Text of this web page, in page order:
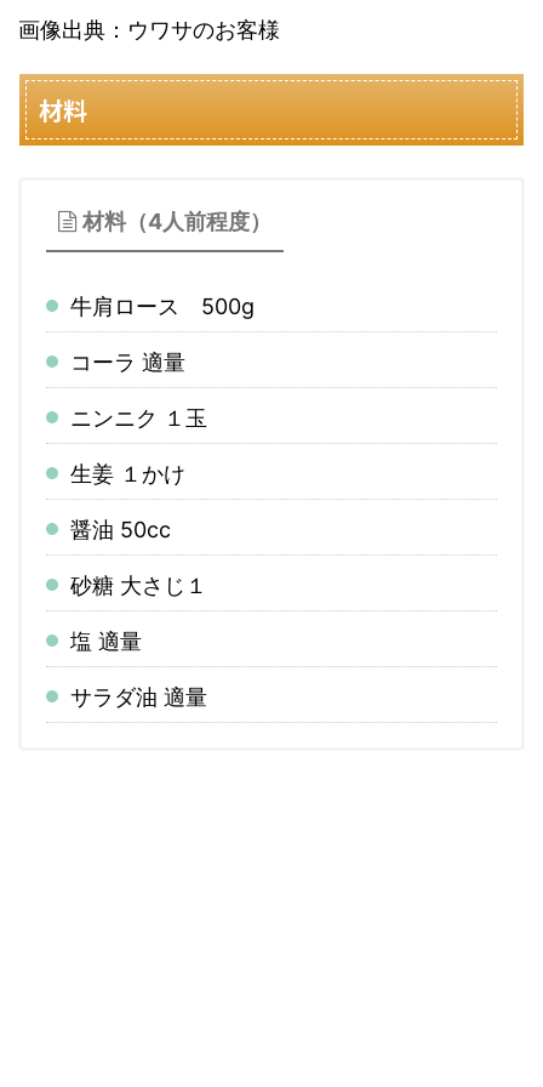
画像出典：ウワサのお客様
材料
材料（4人前程度）
牛肩ロース 500g
コーラ 適量
ニンニク １玉
生姜 １かけ
醤油 50cc
砂糖 大さじ１
塩 適量
サラダ油 適量